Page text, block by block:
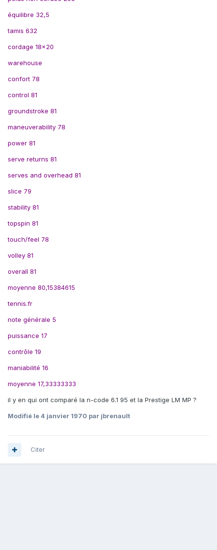
équilibre 32,5
tamis 632
cordage 18x20
warehouse
confort 78
control 81
groundstroke 81
maneuverability 78
power 81
serve returns 81
serves and overhead 81
slice 79
stability 81
topspin 81
touch/feel 78
volley 81
overall 81
moyenne 80,15384615
tennis.fr
note générale 5
puissance 17
contrôle 19
maniabilité 16
moyenne 17,33333333
il y en qui ont comparé la n-code 6.1 95 et la Prestige LM MP ?
Modifié le 4 janvier 1970 par jbrenault
Citer